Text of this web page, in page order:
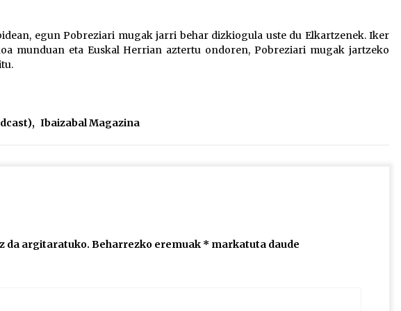
jaietako bertso-
Larunbatean Plentziako Itsas
margoak
aretoan
egun Pobreziari mugak jarri behar dizkiogula uste du Elkartzenek. Iker
munduan eta Euskal Herrian aztertu ondoren, Pobreziari mugak jartzeko
, Ibaizabal Magazina
da argitaratuko. Beharrezko eremuak * markatuta daude